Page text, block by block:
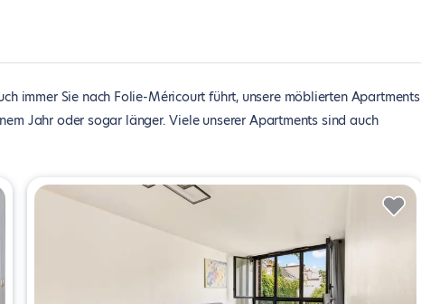
immer Sie nach Folie-Méricourt führt, unsere möblierten Apartments
Jahr oder sogar länger. Viele unserer Apartments sind auch